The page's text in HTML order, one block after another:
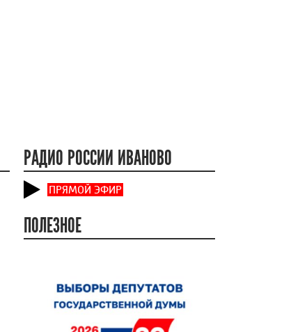
РАДИО РОССИИ ИВАНОВО
ПРЯМОЙ ЭФИР
ПОЛЕЗНОЕ